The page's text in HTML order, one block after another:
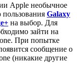
Apple необычное
Galaxy
на выбор. Для
зайти на
При попытке
сообщение о
(никакие другие